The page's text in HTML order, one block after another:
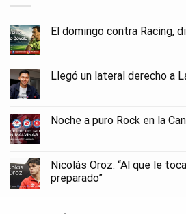
El domingo contra Racing,
Llegó un lateral derecho a
Noche a puro Rock en la
Nicolás Oroz: “Al que le
preparado”